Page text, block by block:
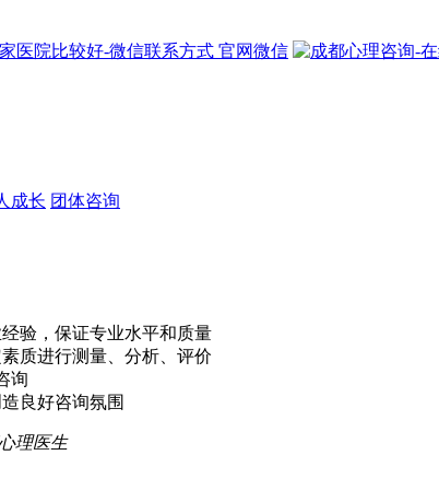
官网微信
成长 团体咨询
验，保证专业水平和质量
质进行测量、分析、评价
询
良好咨询氛围
理医生